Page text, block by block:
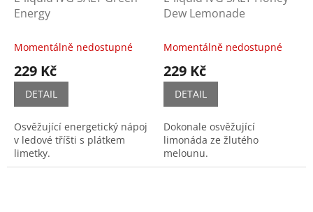
Energy
Momentálně nedostupné
229 Kč
DETAIL
Osvěžující energetický nápoj
v ledové tříšti s plátkem
limetky.
Dew Lemonade
Momentálně nedostupné
229 Kč
DETAIL
Dokonale osvěžující
limonáda ze žlutého
melounu.